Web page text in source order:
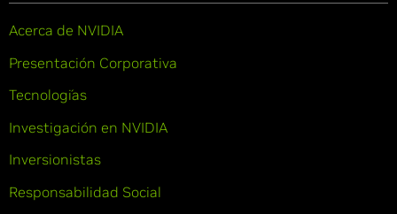
Acerca de NVIDIA
Presentación Corporativa
Tecnologías
Investigación en NVIDIA
Inversionistas
Responsabilidad Social